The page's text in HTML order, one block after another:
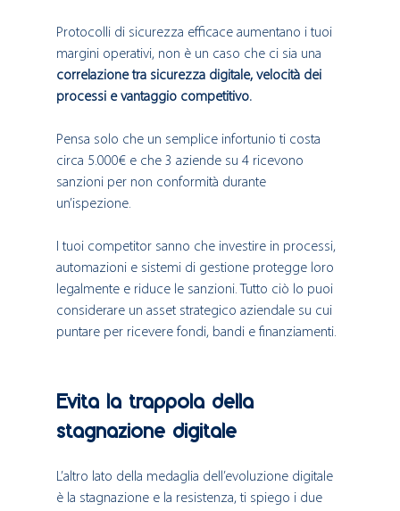
Protocolli di sicurezza efficace aumentano i tuoi
margini operativi, non è un caso che ci sia una
correlazione tra sicurezza digitale, velocità dei
processi e vantaggio competitivo.
Pensa solo che un semplice infortunio ti costa
circa 5.000€ e che 3 aziende su 4 ricevono
sanzioni per non conformità durante
un’ispezione.
I tuoi competitor sanno che investire in processi,
automazioni e sistemi di gestione protegge loro
legalmente e riduce le sanzioni. Tutto ciò lo puoi
considerare un asset strategico aziendale su cui
puntare per ricevere fondi, bandi e finanziamenti.
Evita la trappola della
stagnazione digitale
L’altro lato della medaglia dell’evoluzione digitale
è la stagnazione e la resistenza, ti spiego i due